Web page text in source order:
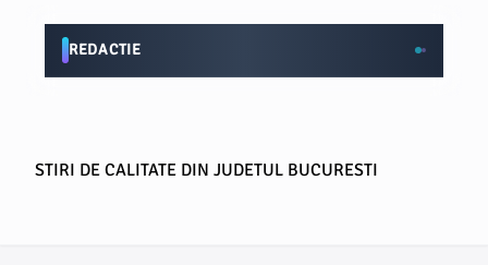
REDACTIE
STIRI DE CALITATE DIN JUDETUL BUCURESTI